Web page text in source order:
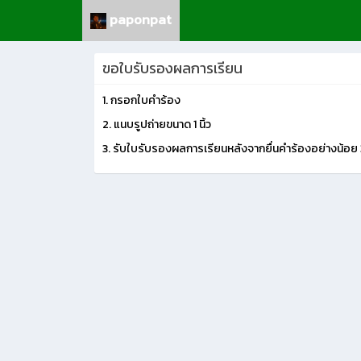
paponpat
ขอใบรับรองผลการเรียน
1. กรอกใบคำร้อง
2. แนบรูปถ่ายขนาด 1 นิ้ว
3. รับใบรับรองผลการเรียนหลังจากยื่นคำร้องอย่างน้อย